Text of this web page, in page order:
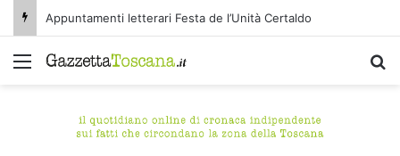
Appuntamenti letterari Festa de l’Unità Certaldo
Menu